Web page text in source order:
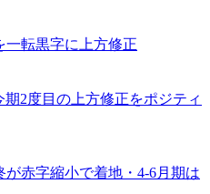
一転黒字に上方修正
2度目の上方修正をポジティ
赤字縮小で着地・4-6月期は